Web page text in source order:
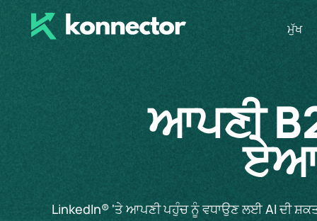
ਮੁੱਖ
ਆਪਣੀ
LinkedIn® 'ਤੇ ਆਪਣੀ ਪਹੁੰਚ ਨੂੰ ਵਧਾਉਣ ਲਈ AI ਦੀ